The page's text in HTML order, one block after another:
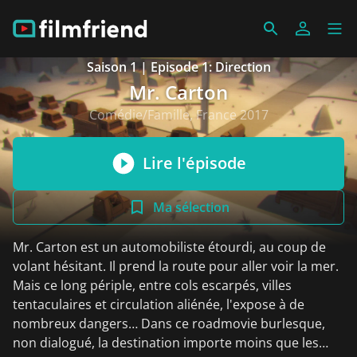
Saison 1 | Episode 1: Direction
Mr. Carton
Comédie/Famille, France 2017
Lire l'épisode
Ma sélection
Mr. Carton est un automobiliste étourdi, au coup de
volant hésitant. Il prend la route pour aller voir la mer.
Mais ce long périple, entre cols escarpés, villes
tentaculaires et circulation aliénée, l'expose à de
nombreux dangers… Dans ce roadmovie burlesque,
non dialogué, la destination importe moins que les